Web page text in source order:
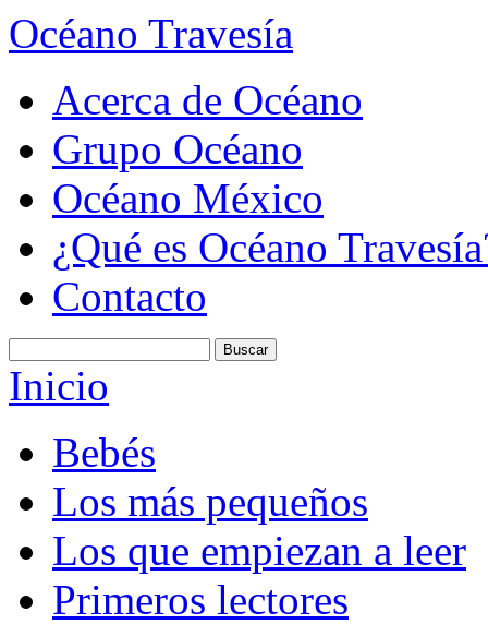
Océano Travesía
Acerca de Océano
Grupo Océano
Océano México
¿Qué es Océano
Contacto
Inicio
Bebés
Los más pequeños
Los que empiezan a leer
Primeros lectores